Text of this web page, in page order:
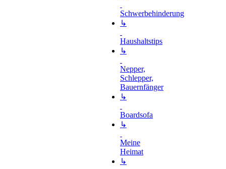
Schwerbehinderung
↳
Haushaltstips
↳
Nepper,
Schlepper,
Bauernfänger
↳
Boardsofa
↳
Meine
Heimat
↳